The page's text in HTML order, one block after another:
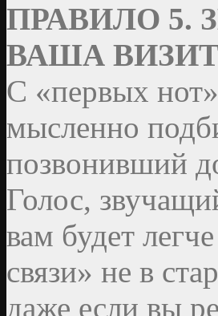
ПРАВИЛО 5.
ВАША
С «первых
мысленно
позвонивший
Голос,
вам будет
связи» не в
даже если вы